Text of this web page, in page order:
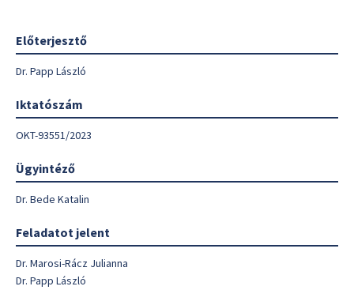
Előterjesztő
Dr. Papp László
Iktatószám
OKT-93551/2023
Ügyintéző
Dr. Bede Katalin
Feladatot jelent
Dr. Marosi-Rácz Julianna
Dr. Papp László